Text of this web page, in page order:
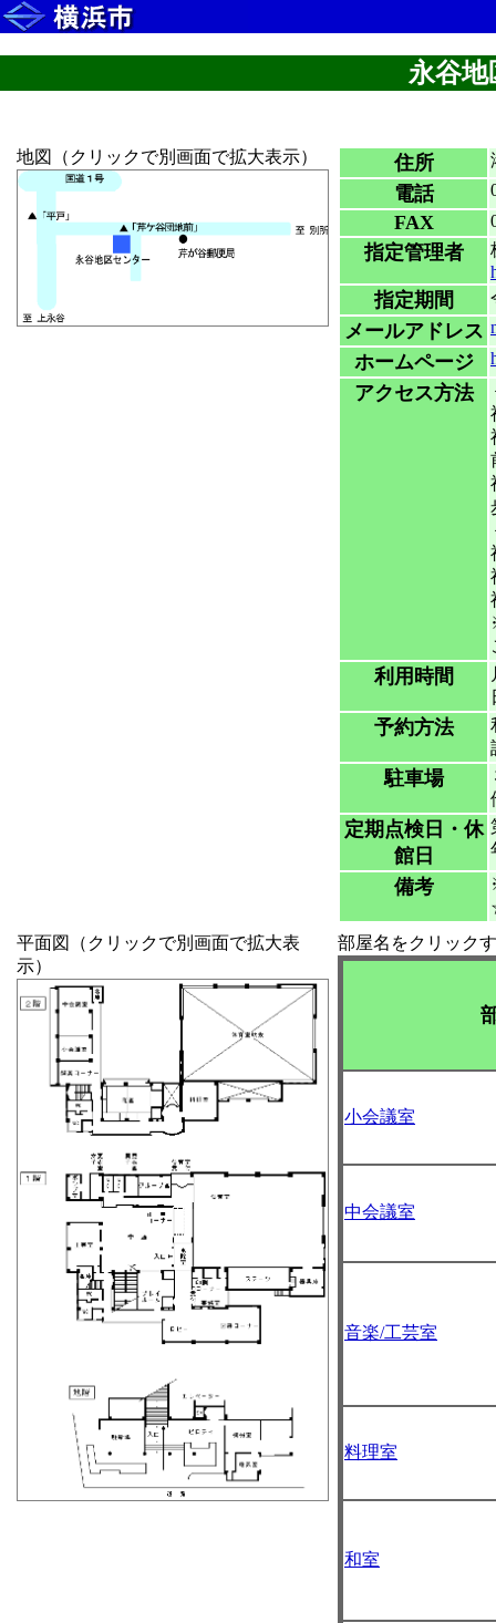
永谷
地図（クリックで別画面で拡大表示） 住所
電話
FAX
指定管理者
指定期間
メールアドレス
ホームページ
アクセス方法
利用時間
予約方法
駐車場
定期点検日・休
館日
備考
平面図（クリックで別画面で拡大表
示）
部屋名をクリック
小会議室
中会議室
音楽/工芸室
料理室
和室